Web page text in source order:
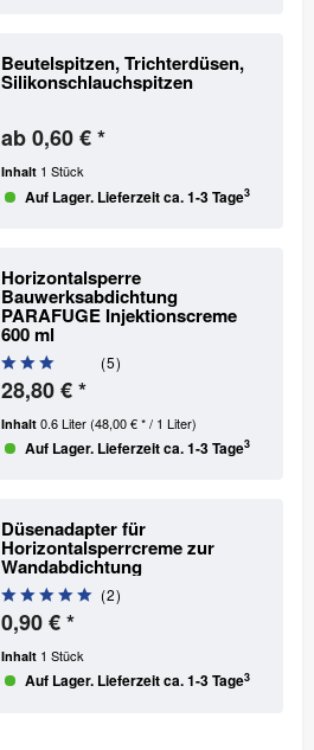
Beutelspitzen, Trichterdüsen,
Silikonschlauchspitzen
ab 0,60 € *
Inhalt 1 Stück
Auf Lager. Lieferzeit ca. 1-3 Tage3
Horizontalsperre
Bauwerksabdichtung
PARAFUGE Injektionscreme
600 ml
(5)
28,80 € *
Inhalt 0.6 Liter(48,00 € * / 1 Liter)
Auf Lager. Lieferzeit ca. 1-3 Tage3
Düsenadapter für
Horizontalsperrcreme zur
Wandabdichtung
(2)
0,90 € *
Inhalt 1 Stück
Auf Lager. Lieferzeit ca. 1-3 Tage3